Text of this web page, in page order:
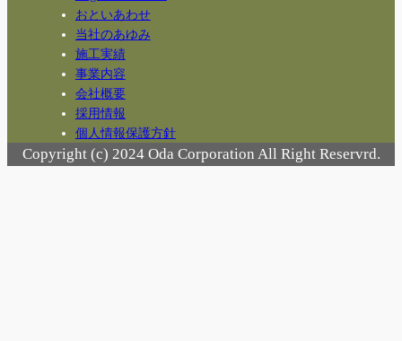
おといあわせ
当社のあゆみ
施工実績
事業内容
会社概要
採用情報
個人情報保護方針
Copyright (c) 2024 Oda Corporation All Right Reservrd.